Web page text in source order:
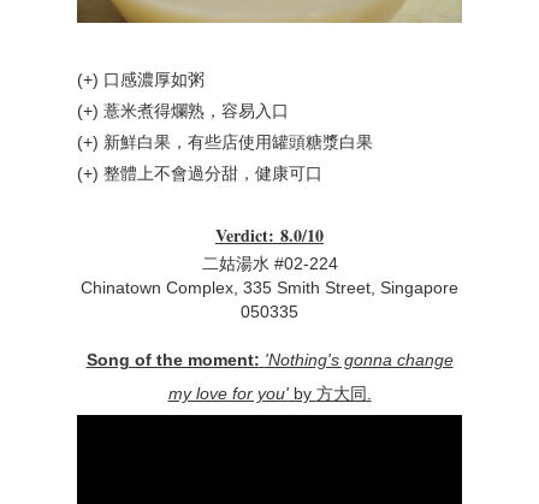
(+) 口感濃厚如粥
(+) 薏米煮得爛熟 ， 容易入口
(+) 新鮮白果 ， 有些店使用罐頭糖漿白果
(+) 整體上不會過分甜 ， 健康可口
Verdict: 8.0/10
二姑湯水 #02-224
Chinatown Complex, 335 Smith Street, Singapore
050335
Song of the moment: 'Nothing's gonna change
my love for you'by 方大同